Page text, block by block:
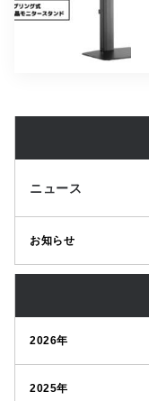
ニュース
お知らせ
2026年
2025年